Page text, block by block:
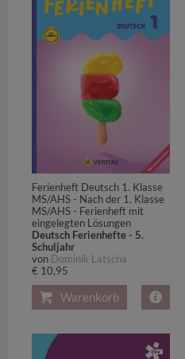
Ferienheft Deutsch 1. Klasse
MS/AHS - Nach der 1. Klasse
MS/AHS - Ferienheft mit
eingelegten Lösungen
Deutsch Ferienhefte - 5.
Schuljahr
von Dominik Latscha
€ 10,95
Warenkorb